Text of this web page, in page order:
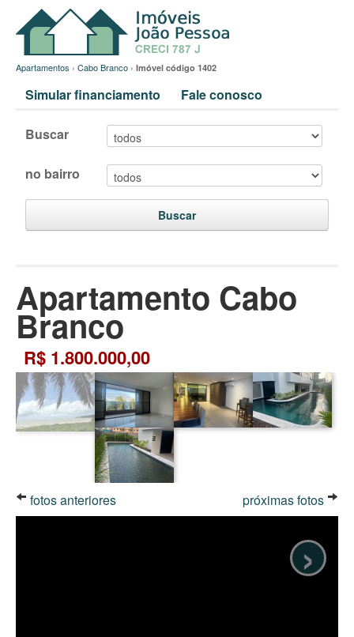
Apartamentos › Cabo Branco › Imóvel código 1402
Simular financiamento Fale conosco
Buscar
no bairro
Buscar
Apartamento Cabo
Branco
R$ 1.800.000,00
fotos anteriores próximas fotos
›